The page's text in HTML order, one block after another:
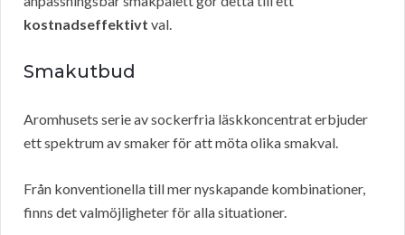
kostnadseffektivt val.
Smakutbud
Aromhusets serie av sockerfria läskkoncentrat erbjuder
ett spektrum av smaker för att möta olika smakval.
Från konventionella till mer nyskapande kombinationer,
finns det valmöjligheter för alla situationer.